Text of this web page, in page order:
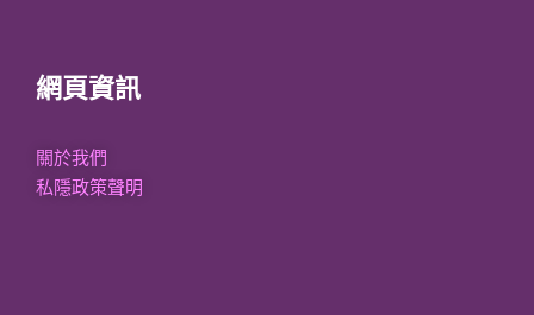
網頁資訊
關於我們
私隱政策聲明